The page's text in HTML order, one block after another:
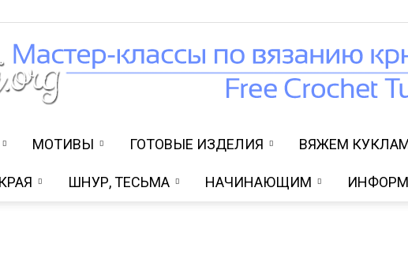
МОТИВЫ ГОТОВЫЕ ИЗДЕЛИЯ ВЯЖЕМ
ШНУР, ТЕСЬМА НАЧИНАЮЩИМ